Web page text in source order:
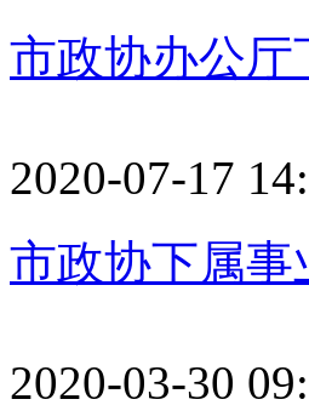
市政协办公
2020-07-17
市政协下属
2020-03-30